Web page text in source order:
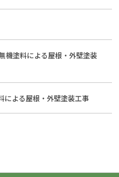
塗料による屋根・外壁塗装
による屋根・外壁塗装工事